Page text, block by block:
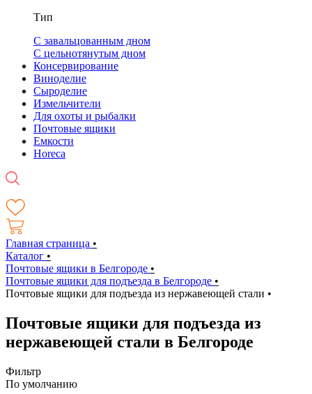
Тип
С завальцованным дном
С цельнотянутым дном
Консервирование
Виноделие
Сыроделие
Измельчители
Для охоты и рыбалки
Почтовые ящики
Емкости
Horeca
Главная страница •
Каталог •
Почтовые ящики в Белгороде •
Почтовые ящики для подъезда в Белгороде •
Почтовые ящики для подъезда из нержавеющей стали •
Почтовые ящики для подъезда из
нержавеющей стали в Белгороде
Фильтр
По умолчанию